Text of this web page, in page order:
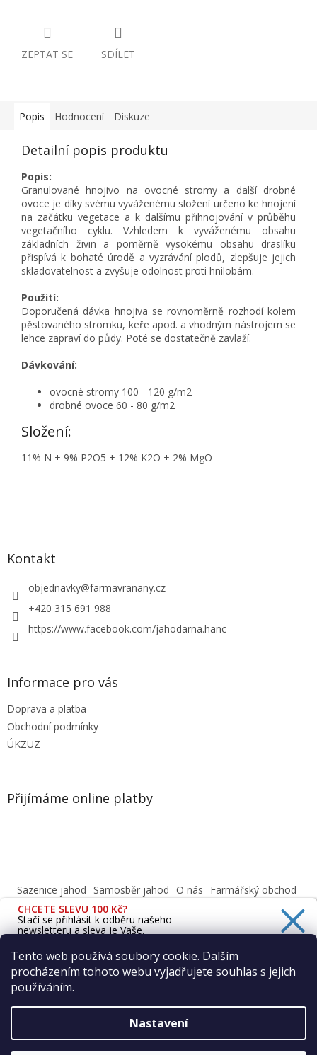
Tento web používá soubory cookie. Dalším
procházením tohoto webu vyjadřujete souhlas s jejich
používáním.
Nastavení
ZEPTAT SE SDÍLET
Popis Hodnocení Diskuze
Detailní popis produktu
Popis:
Granulované hnojivo na ovocné stromy a další drobné
ovoce je díky svému vyváženému složení určeno ke hnojení
na začátku vegetace a k dalšímu přihnojování v průběhu
vegetačního cyklu. Vzhledem k vyváženému obsahu
základních živin a poměrně vysokému obsahu draslíku
přispívá k bohaté úrodě a vyzrávání plodů, zlepšuje jejich
skladovatelnost a zvyšuje odolnost proti hnilobám.
Použití:
Doporučená dávka hnojiva se rovnoměrně rozhodí kolem
pěstovaného stromku, keře apod. a vhodným nástrojem se
lehce zapraví do půdy. Poté se dostatečně zavlaží.
Dávkování:
ovocné stromy 100 - 120 g/m2
drobné ovoce 60 - 80 g/m2
Složení:
11% N + 9% P2O5 + 12% K2O + 2% MgO
Z
Kontakt
objednavky@farmavranany.cz
+420 315 691 988
https://www.facebook.com/jahodarna.hanc
Informace pro vás
Doprava a platba
Obchodní podmínky
ÚKZUZ
Přijímáme online platby
Sazenice jahod Samosběr jahod O nás
Farmářský obchod
Obchodní podmínky
Informace o ochraně osobních údajů dle GDPR
Cafenavysluni.cz - Objednat a vyzvednout
CHCETE SLEVU 100 Kč?
Stačí se přihlásit k odběru našeho
newsletteru a sleva je Vaše.
Ano, chci se přihlásit
Zásady zpracování osobních údajů